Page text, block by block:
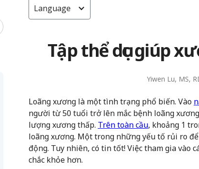
Language
Tập thể dục giúp
Yiwen Lu, MS,
Loãng xương là một tình trạng phổ biến. Vào
người từ 50 tuổi trở lên mắc bệnh loãng
lượng xương thấp. Trên toàn cầu, khoảng 1
loãng xương. Một trong những yếu tố rủi ro
động. Tuy nhiên, có tin tốt! Việc tham gia vào
chắc khỏe hơn.